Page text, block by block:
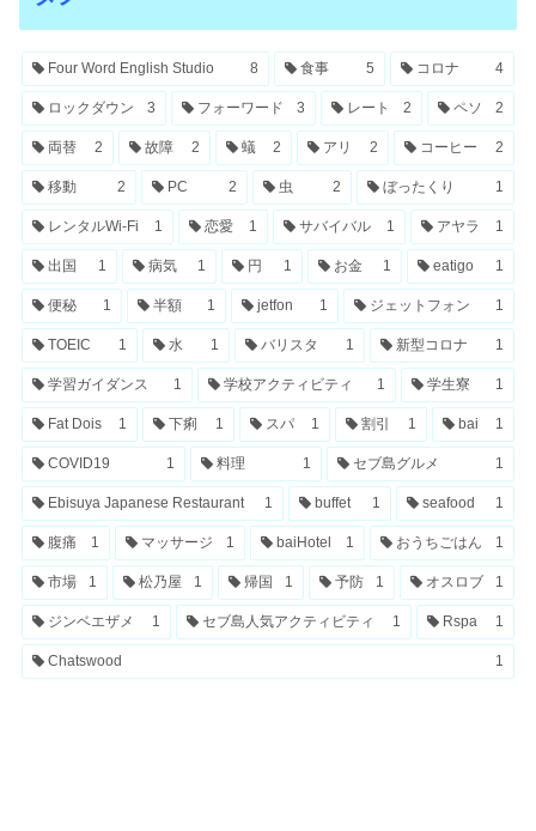
Four Word English Studio 8 食事 5 コロナ 4
ロックダウン 3 フォーワード 3 レート 2 ペソ 2
両替 2 故障 2 蟻 2 アリ 2 コーヒー 2
移動 2 PC 2 虫 2 ぼったくり 1
レンタルWi-Fi 1 恋愛 1 サバイバル 1 アヤラ 1
出国 1 病気 1 円 1 お金 1 eatigo 1
便秘 1 半額 1 jetfon 1 ジェットフォン 1
TOEIC 1 水 1 バリスタ 1 新型コロナ 1
学習ガイダンス 1 学校アクティビティ 1 学生寮 1
Fat Dois 1 下痢 1 スパ 1 割引 1 bai 1
COVID19 1 料理 1 セブ島グルメ 1
Ebisuya Japanese Restaurant 1 buffet 1 seafood 1
腹痛 1 マッサージ 1 baiHotel 1 おうちごはん 1
市場 1 松乃屋 1 帰国 1 予防 1 オスロブ 1
ジンベエザメ 1 セブ島人気アクティビティ 1 Rspa 1
Chatswood 1